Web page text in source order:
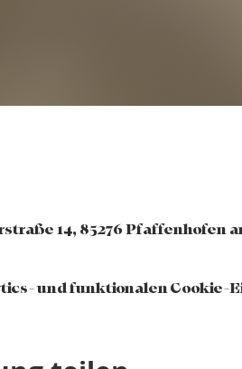
14, 85276 Pfaffenhofen
und funktionalen